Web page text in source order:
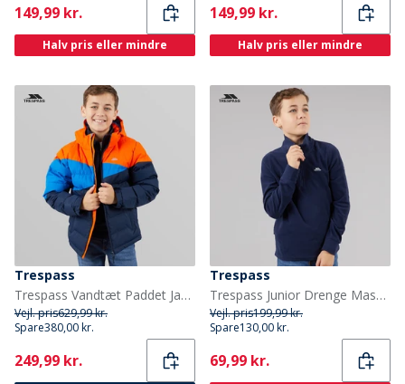
Current
149,99 kr.
Halv pris eller mindre
Current
149,99 kr.
Halv pris eller mindre
Trespass
Trespass Vandtæt Paddet Jakke med Hætte til Junior Drenge Blå/Rød/Blå
Vejl. pris629,99 kr.
Spare380,00 kr.
Current
249,99 kr.
Trespass
Trespass Junior Drenge Masonville 1/2 Lynlås Mikro Fleece Blå
Vejl. pris199,99 kr.
Spare130,00 kr.
Current
69,99 kr.